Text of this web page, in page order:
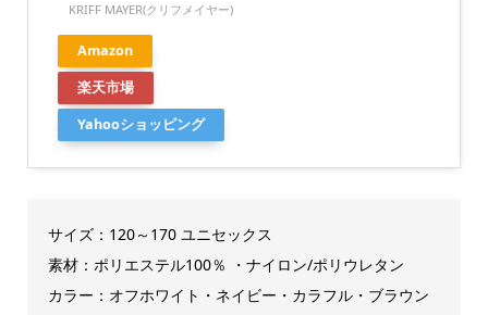
KRIFF MAYER(クリフメイヤー)
Amazon
楽天市場
Yahooショッピング
サイズ：120～170 ユニセックス
素材：ポリエステル100％ ・ナイロン/ポリウレタン
カラー：オフホワイト・ネイビー・カラフル・ブラウン